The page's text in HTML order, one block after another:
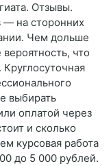
Отзывы.
— на сторонних
Чем дольше
что
выбирать
оплатой через
и сколько
курсовая работа
до 5 000 рублей.